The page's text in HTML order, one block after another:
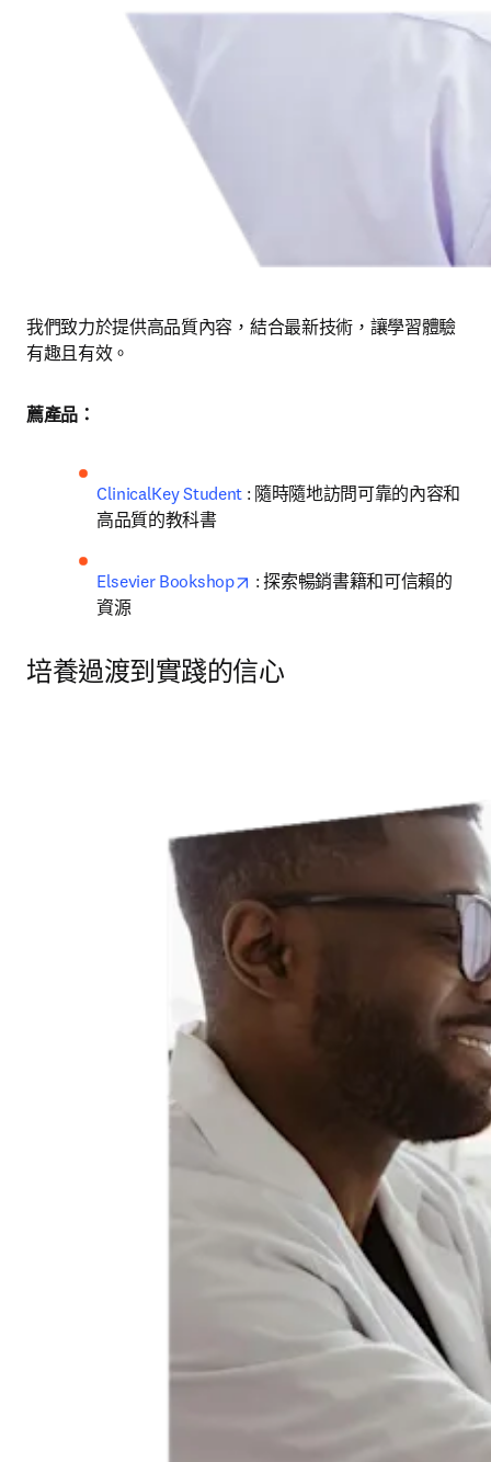
我們致力於提供高品質內容，結合最新技術，讓學習體驗
有趣且有效。
薦產品：
ClinicalKey Student : 隨時隨地訪問可靠的內容和
高品質的教科書
Elsevier Bookshop opens in new tab/window
: 探索暢銷書籍和可信賴的
資源
培養過渡到實踐的信心